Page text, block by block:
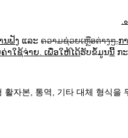
ນຟັງ ແລະ ຄວາມຊ່ວຍເຫຼືອຕ່າງໆ,ກ
າໃຊ້ຈ່າຍ .ເພື່ອໃຫ້ໄດ້ຮັບຂໍ້ມູນນີ້ ກ
활자본 통역 기타 대체 형식을